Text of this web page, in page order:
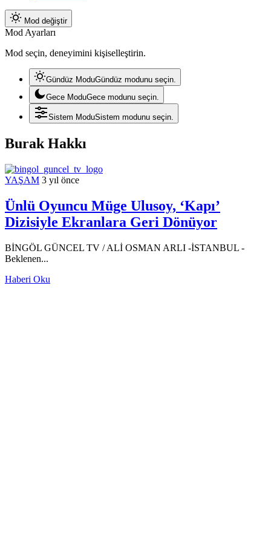
Mod değiştir
Mod Ayarları
Mod seçin, deneyimini kişiselleştirin.
Gündüz ModuGündüz modunu seçin.
Gece ModuGece modunu seçin.
Sistem ModuSistem modunu seçin.
Burak Hakkı
YAŞAM 3 yıl önce
Ünlü Oyuncu Müge Ulusoy, ‘Kapı’
Dizisiyle Ekranlara Geri Dönüyor
BİNGÖL GÜNCEL TV / ALİ OSMAN ARLI -İSTANBUL -
Beklenen...
Haberi Oku